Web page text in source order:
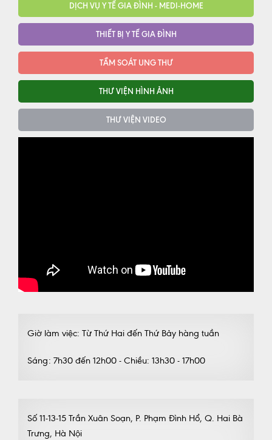
DỊCH VỤ Y TẾ GIA ĐÌNH - MEDI-HOME
THIẾT BỊ Y TẾ GIA ĐÌNH
TẦM SOÁT UNG THƯ
THƯ VIỆN HÌNH ẢNH
THƯ VIỆN VIDEO
Giờ làm việc: Từ Thứ Hai đến Thứ Bảy hàng tuần
Sáng: 7h30 đến 12h00 - Chiều: 13h30 - 17h00
Số 11-13-15 Trần Xuân Soạn, P. Phạm Đình Hổ, Q. Hai Bà
Trưng, Hà Nội